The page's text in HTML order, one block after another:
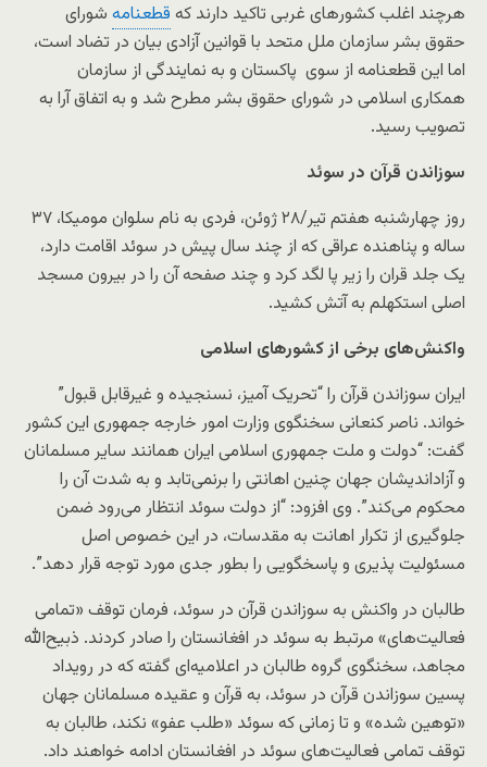
هرچند اغلب کشورهای غربی تاکید دارند که قطعنامه شورای
حقوق بشر سازمان ملل متحد با قوانین آزادی بیان در تضاد است،
اما این قطعنامه از سوی پاکستان و به نمایندگی از سازمان
همکاری اسلامی در شورای حقوق بشر مطرح شد و به اتفاق آرا به
تصویب رسید.
سوزاندن قرآن در سوئد
روز چهارشنبه هفتم تیر/۲۸ ژوئن، فردی به نام سلوان مومیکا، ۳۷
ساله و پناهنده عراقی که از چند سال پیش در سوئد اقامت دارد،
یک جلد قران را زیر پا لگد کرد و چند صفحه آن را در بیرون مسجد
اصلی استکهلم به آتش کشید.
واکنش‌های برخی از کشورهای اسلامی
ایران سوزاندن قرآن را “تحریک آمیز، نسنجیده و غیرقابل قبول”
خواند. ناصر کنعانی سخنگوی وزارت امور خارجه جمهوری این کشور
گفت: “دولت و ملت جمهوری اسلامی ایران همانند سایر مسلمانان
و آزاداندیشان جهان چنین اهانتی را برنمی‌تابد و به شدت آن را
محکوم می‌کند”. وی افزود: “از دولت سوئد انتظار می‌رود ضمن
جلوگیری از تکرار اهانت به مقدسات، در این خصوص اصل
مسئولیت پذیری و پاسخگویی را بطور جدی مورد توجه قرار دهد”.
طالبان در واکنش به سوزاندن قرآن در سوئد، فرمان توقف «تمامی
فعالیت‌های» مرتبط به سوئد در افغانستان را صادر کردند. ذبیح‌الله
مجاهد، سخنگوی گروه طالبان در اعلامیه‌ای گفته که در رویداد
پسین سوزاندن قرآن در سوئد، به قرآن و عقیده مسلمانان جهان
«توهین شده» و تا زمانی که سوئد «طلب عفو» نکند، طالبان به
توقف تمامی فعالیت‌های سوئد در افغانستان ادامه خواهند داد.